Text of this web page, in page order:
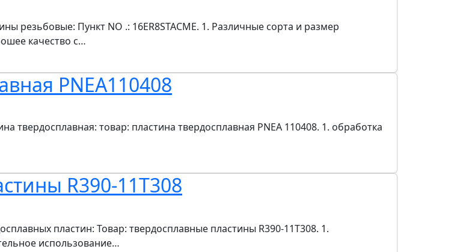
резьбовые: Пункт NO .: 16ER8STACME. 1. Различные сорта и размер
качество с…
PNEA110408
товар: пластина твердосплавная PNEA 110408. 1. обработка
R390-11T308
пластин: Товар: твердосплавные пластины R390-11T308. 1.
использование…